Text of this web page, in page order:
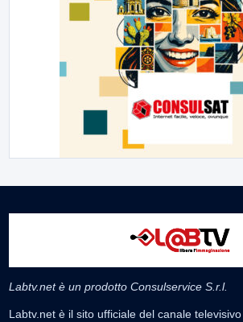
Labtv.net è un prodotto Consulservice S.r.l.
Labtv.net è il sito ufficiale del canale